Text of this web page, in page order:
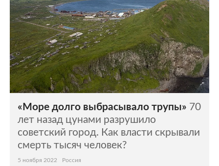
Экономика Силовые структуры
Наука и техника Спорт
Культура Интернет и СМИ
Ценности Путешествия
Из жизни Среда обитания
«Море долго выбрасывало трупы» 70
лет назад цунами разрушило
советский город. Как власти скрывали
смерть тысяч человек?
5 ноября 2022 Россия